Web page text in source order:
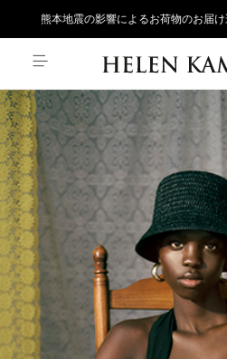
震の影響によるお荷物のお届け遅延について